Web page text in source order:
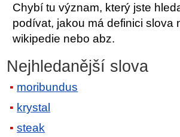
Chybí tu význam, který jste
podívat, jakou má definici slova
wikipedie nebo abz.
Nejhledanější slova
moribundus
krystal
steak